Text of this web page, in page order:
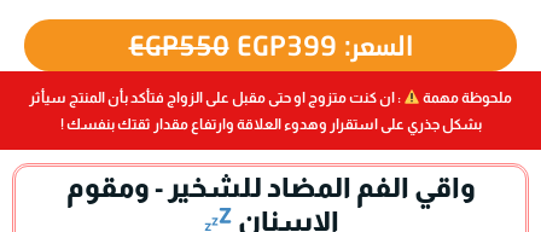
السعر: EGP550 EGP399
ملحوظة مهمة
: ان كنت متزوج او حتى مقبل على الزواج فتأكد بأن المنتج سيأثر
بشكل جذري على استقرار وهدوء العلاقة وارتفاع مقدار ثقتك بنفسك !
واقي الفم المضاد للشخير - ومقوم
الاسنان